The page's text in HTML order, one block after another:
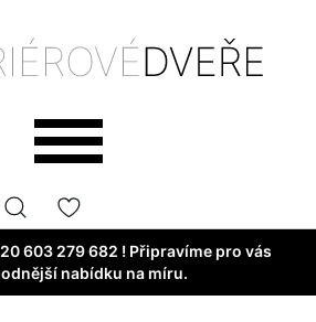
603 279 682 ! Připravíme pro vás
nabídku na míru.